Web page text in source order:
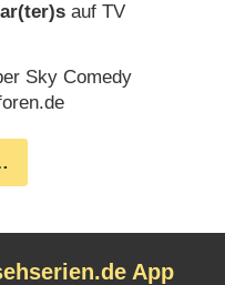
auf TV
Sky Comedy
App